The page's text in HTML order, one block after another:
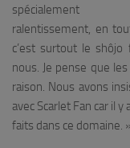
ralentissement, en
c’est surtout le
nous. Je pense que
raison. Nous avons
avec Scarlet Fan car il
faits dans ce domaine. »